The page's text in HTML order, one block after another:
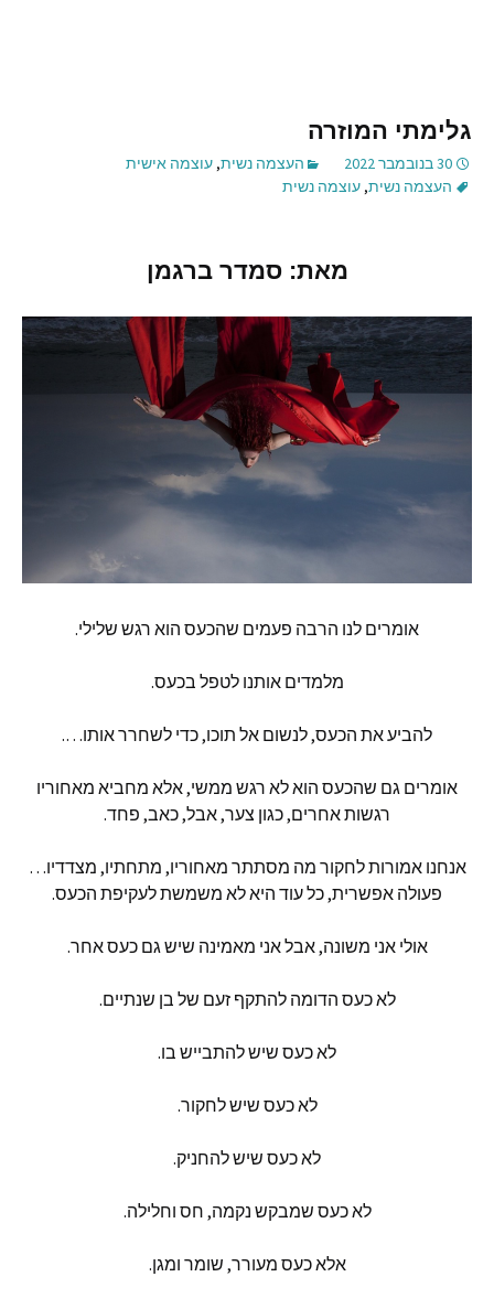
גלימתי המוזרה
30 בנובמבר 2022 העצמה נשית, עוצמה אישית
העצמה נשית, עוצמה נשית
מאת:סמדר ברגמן
אומרים לנו הרבה פעמים שהכעס הוא רגש שלילי.
מלמדים אותנו לטפל בכעס.
להביעאת הכעס,לנשום אל תוכו,כדי לשחרראותו….
אומרים גם שהכעס הואלא רגש ממשי,אלא מחביא מאחוריו
רגשותאחרים,כגון צער,אבל,כאב, פחד.
אנחנו אמורותלחקור מה מסתתר מאחוריו, מתחתיו, מצדדיו…
פעולה אפשרית,כלעוד היאלא משמשתלעקיפת הכעס.
אולי אני משונה,אבלאני מאמינה שישגם כעסאחר.
לאכעס הדומה להתקף זעם של בן שנתיים.
לאכעס שישלהתבייש בו.
לאכעס שישלחקור.
לאכעס שישלהחניק.
לאכעס שמבקש נקמה, חס וחלילה.
אלאכעס מעורר, שומר ומגן.